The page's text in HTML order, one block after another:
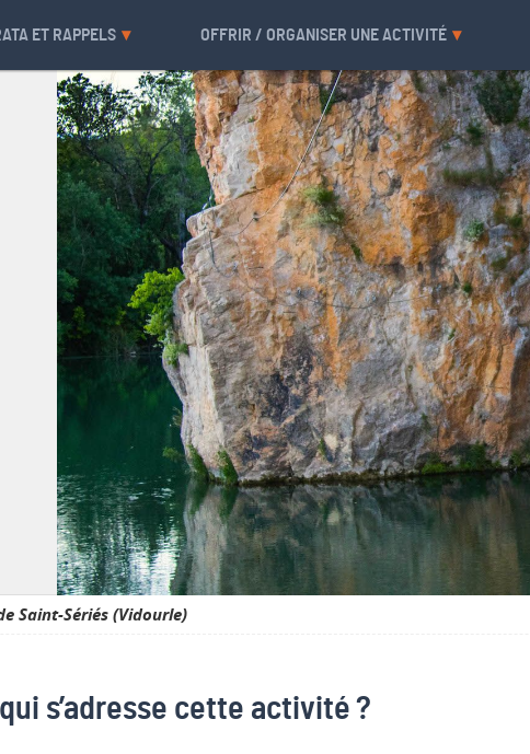
ET RAPPELS OFFRIR / ORGANISER UNE ACTIVITÉ
Saint-Sériés (Vidourle)
s’adresse cette activité ?